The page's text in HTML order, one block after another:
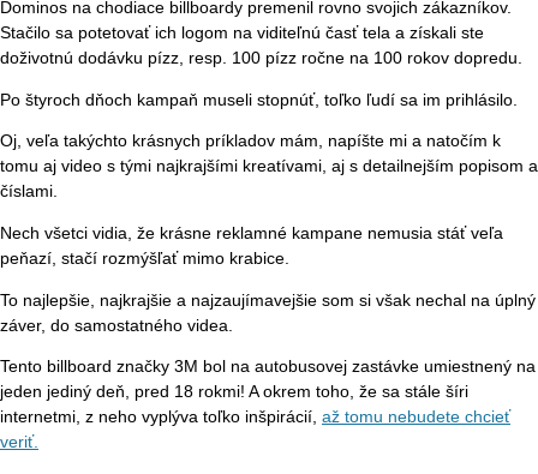
Dominos na chodiace billboardy premenil rovno svojich zákazníkov.
Stačilo sa potetovať ich logom na viditeľnú časť tela a získali ste
doživotnú dodávku pízz, resp. 100 pízz ročne na 100 rokov dopredu.
Po štyroch dňoch kampaň museli stopnúť, toľko ľudí sa im prihlásilo.
Oj, veľa takýchto krásnych príkladov mám, napíšte mi a natočím k
tomu aj video s tými najkrajšími kreatívami, aj s detailnejším popisom a
číslami.
Nech všetci vidia, že krásne reklamné kampane nemusia stáť veľa
peňazí, stačí rozmýšľať mimo krabice.
To najlepšie, najkrajšie a najzaujímavejšie som si však nechal na úplný
záver, do samostatného videa.
Tento billboard značky 3M bol na autobusovej zastávke umiestnený na
jeden jediný deň, pred 18 rokmi! A okrem toho, že sa stále šíri
internetmi, z neho vyplýva toľko inšpirácií, až tomu nebudete chcieť
veriť.